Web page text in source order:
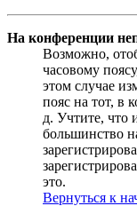
На конференции
Возможно,
часовому
этом случае
пояс на тот, в
д. Учтите, что
большинство
это.
Вернуться к